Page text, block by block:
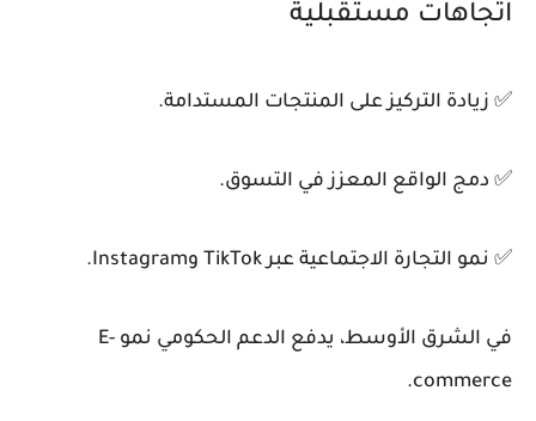
اتجاهات مستقبلية
✅ زيادة التركيز على المنتجات المستدامة.
✅ دمج الواقع المعزز في التسوق.
✅ نمو التجارة الاجتماعية عبر TikTok وInstagram.
في الشرق الأوسط، يدفع الدعم الحكومي نمو E-
commerce.